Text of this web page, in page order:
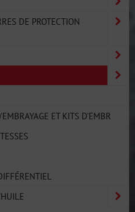
DE PROTECTION
ET KITS D'EMBR